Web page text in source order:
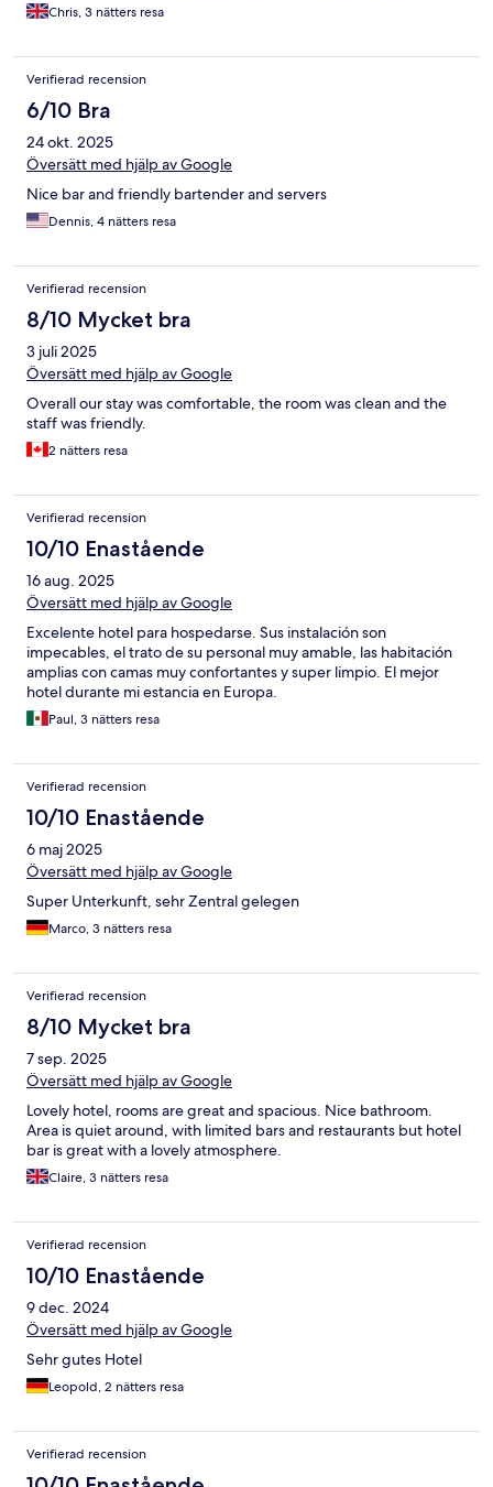
Chris, 3 nätters resa
Verifierad recension
6/10 Bra
24 okt. 2025
Översätt med hjälp av Google
Nice bar and friendly bartender and servers
Dennis, 4 nätters resa
Verifierad recension
8/10 Mycket bra
3 juli 2025
Översätt med hjälp av Google
Overall our stay was comfortable, the room was clean and the
staff was friendly.
2 nätters resa
Verifierad recension
10/10 Enastående
16 aug. 2025
Översätt med hjälp av Google
Excelente hotel para hospedarse. Sus instalación son
impecables, el trato de su personal muy amable, las habitación
amplias con camas muy confortantes y super limpio. El mejor
hotel durante mi estancia en Europa.
Paul, 3 nätters resa
Verifierad recension
10/10 Enastående
6 maj 2025
Översätt med hjälp av Google
Super Unterkunft, sehr Zentral gelegen
Marco, 3 nätters resa
Verifierad recension
8/10 Mycket bra
7 sep. 2025
Översätt med hjälp av Google
Lovely hotel, rooms are great and spacious. Nice bathroom.
Area is quiet around, with limited bars and restaurants but hotel
bar is great with a lovely atmosphere.
Claire, 3 nätters resa
Verifierad recension
10/10 Enastående
9 dec. 2024
Översätt med hjälp av Google
Sehr gutes Hotel
Leopold, 2 nätters resa
Verifierad recension